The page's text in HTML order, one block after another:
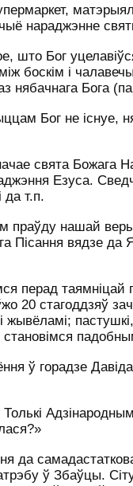
нараджэнне
што Бог
боскім і
нябачнага Бога
Бог не існуе,
свята Божага
Езуса.
да т.п.
праўду нашай
вядзе да
перад таямніцай
20 стагоддзяў
пастушкі,
ў горадзе
да
ў Збаўцы.